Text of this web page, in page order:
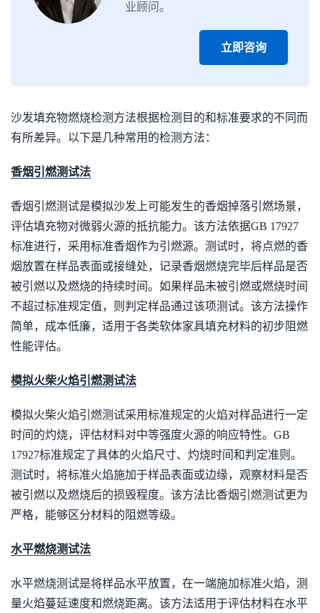
业顾问。
立即咨询
沙发填充物燃烧检测方法根据检测目的和标准要求的不同而
有所差异。以下是几种常用的检测方法：
香烟引燃测试法
香烟引燃测试是模拟沙发上可能发生的香烟掉落引燃场景，
评估填充物对微弱火源的抵抗能力。该方法依据GB 17927
标准进行，采用标准香烟作为引燃源。测试时，将点燃的香
烟放置在样品表面或接缝处，记录香烟燃烧完毕后样品是否
被引燃以及燃烧的持续时间。如果样品未被引燃或燃烧时间
不超过标准规定值，则判定样品通过该项测试。该方法操作
简单，成本低廉，适用于各类软体家具填充材料的初步阻燃
性能评估。
模拟火柴火焰引燃测试法
模拟火柴火焰引燃测试采用标准规定的火焰对样品进行一定
时间的灼烧，评估材料对中等强度火源的响应特性。GB
17927标准规定了具体的火焰尺寸、灼烧时间和判定准则。
测试时，将标准火焰施加于样品表面或边缘，观察材料是否
被引燃以及燃烧后的损毁程度。该方法比香烟引燃测试更为
严格，能够区分材料的阻燃等级。
水平燃烧测试法
水平燃烧测试是将样品水平放置，在一端施加标准火焰，测
量火焰蔓延速度和燃烧距离。该方法适用于评估材料在水平